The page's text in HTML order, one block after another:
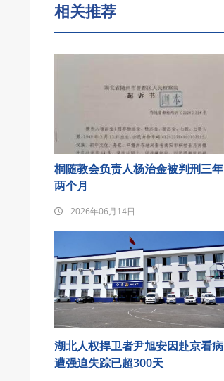
相关推荐
桐随教会负责人杨治金被判刑三年
两个月
2026年06月14日
湖北人权捍卫者尹旭安因赴京看病
遭强迫失踪已超300天